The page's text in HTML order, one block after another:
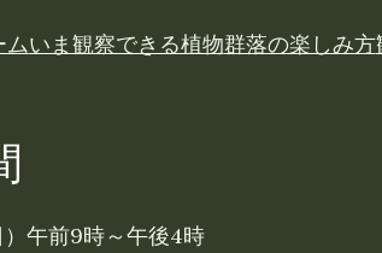
ムいま観察できる植物群落の楽しみ方
午前9時～午後4時